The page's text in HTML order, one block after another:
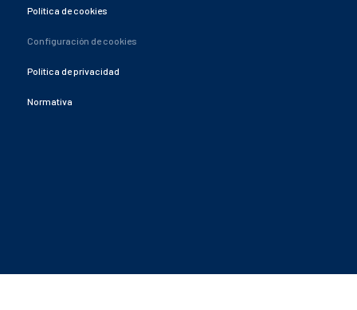
Política de cookies
Configuración de cookies
Política de privacidad
Normativa